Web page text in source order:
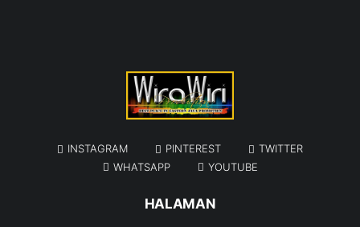
INSTAGRAM PINTEREST
TWITTER
WHATSAPP
YOUTUBE
HALAMAN